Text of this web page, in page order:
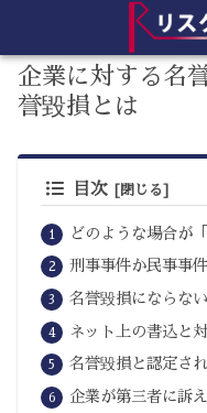
企業に対する名
誉毀損とは
目次
どのような場合が
刑事事件か民事事
名誉毀損にならな
ネット上の書込と
名誉毀損と認定さ
企業が第三者に訴